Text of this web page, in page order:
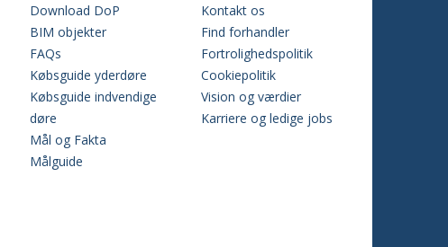
Download DoP
BIM objekter
FAQs
Købsguide yderdøre
Købsguide indvendige
døre
Mål og Fakta
Målguide
Kontakt os
Find forhandler
Fortrolighedspolitik
Cookiepolitik
Vision og værdier
Karriere og ledige jobs